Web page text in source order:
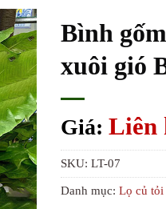
Bình
xuôi gió
Giá: Liên
SKU: LT-07
Danh mục: Lọ củ tỏi